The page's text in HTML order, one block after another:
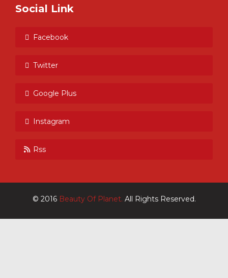
Social Link
Facebook
Twitter
Google Plus
Instagram
Rss
© 2016 Beauty Of Planet. All Rights Reserved.